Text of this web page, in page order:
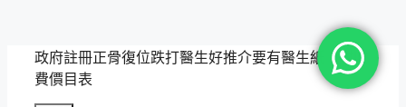
政府註冊正骨復位跌打醫生好推介要有醫生紙，附收
費價目表